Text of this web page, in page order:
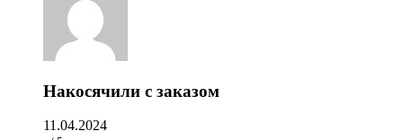
Накосячили с заказом
11.04.2024